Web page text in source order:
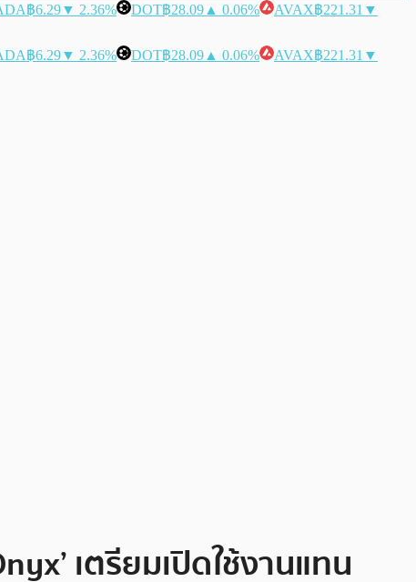
฿6.29▼ 2.36% DOT฿28.09 ▲ 0.06% AVAX฿221.31 ▼
฿6.29▼ 2.36% DOT฿28.09 ▲ 0.06% AVAX฿221.31 ▼
เตรียมเปิดใช้งานแทน